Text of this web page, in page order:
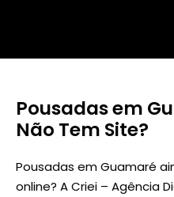
Pousadas em
Não Tem Site?
Pousadas em Guamaré
online? A Criei – Agência